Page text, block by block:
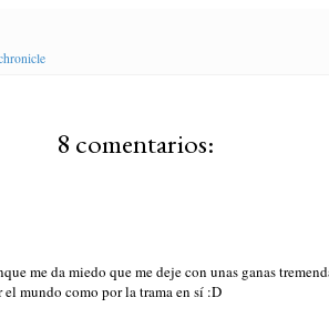
8 comentarios:
me da miedo que me deje con unas ganas
mundo como por la trama en sí :D